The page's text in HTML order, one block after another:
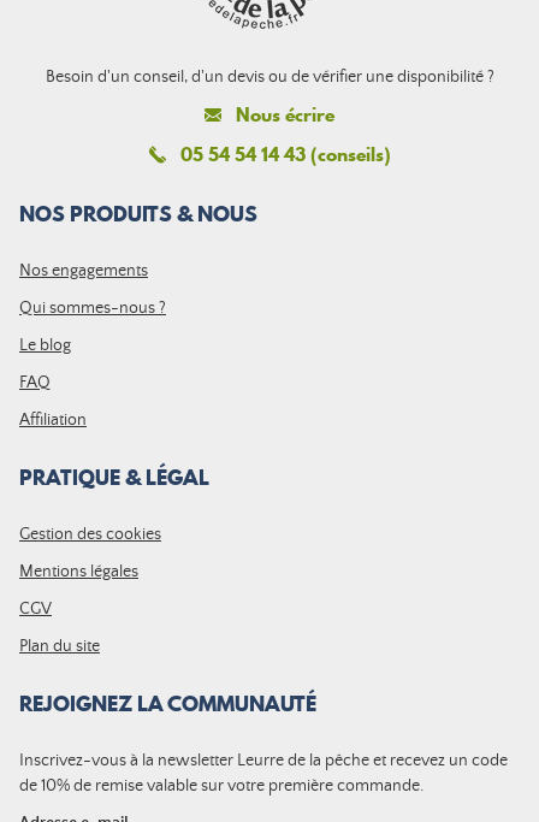
Besoin d'un conseil, d'un devis ou de vérifier une disponibilité ?
Nous écrire
05 54 54 14 43 (conseils)
NOS PRODUITS & NOUS
Nos engagements
Qui sommes-nous ?
Le blog
FAQ
Affiliation
PRATIQUE & LÉGAL
Gestion des cookies
Mentions légales
CGV
Plan du site
REJOIGNEZ LA COMMUNAUTÉ
Inscrivez-vous à la newsletter Leurre de la pêche et recevez un code
de 10% de remise valable sur votre première commande.